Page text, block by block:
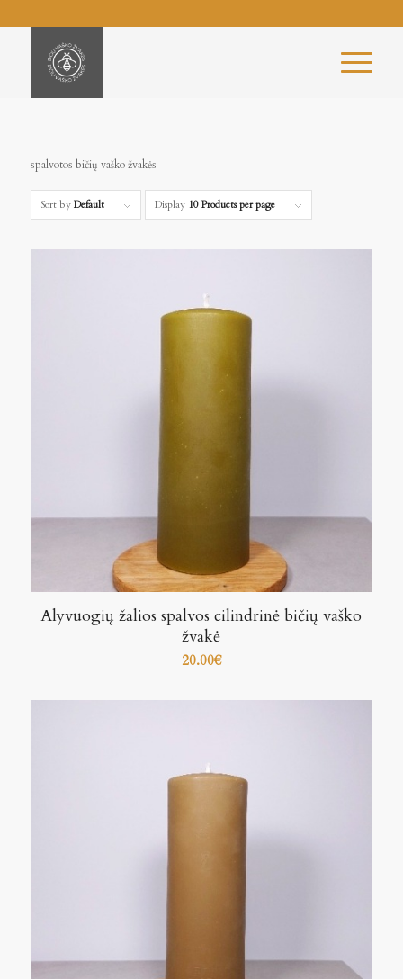
spalvotos bičių vaško žvakės
Sort by Default Display 10 Products per page
Alyvuogių žalios spalvos cilindrinė bičių vaško
žvakė
20.00€